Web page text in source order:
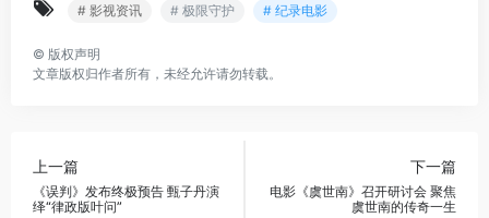
# 影视资讯 # 极限守护 # 纪录电影
© 版权声明
文章版权归作者所有，未经允许请勿转载。
上一篇
《误判》发布终极预告 甄子丹演
绎“律政版叶问”
下一篇
电影《虞世南》召开研讨会 聚焦
虞世南的传奇一生